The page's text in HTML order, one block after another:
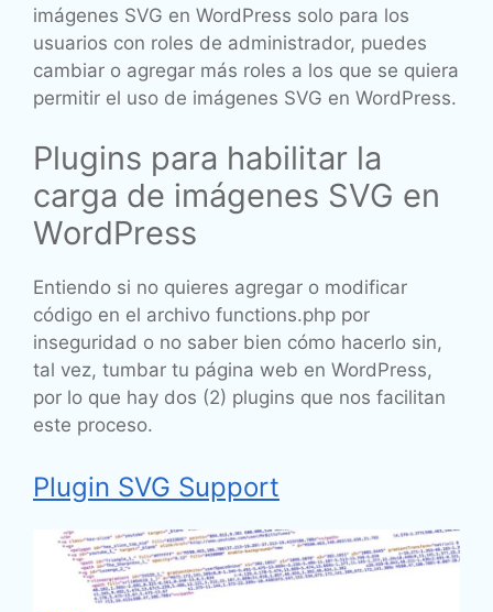
imágenes SVG en WordPress solo para los
usuarios con roles de administrador, puedes
cambiar o agregar más roles a los que se quiera
permitir el uso de imágenes SVG en WordPress.
Plugins para habilitar la
carga de imágenes SVG en
WordPress
Entiendo si no quieres agregar o modificar
código en el archivo functions.php por
inseguridad o no saber bien cómo hacerlo sin,
tal vez, tumbar tu página web en WordPress,
por lo que hay dos (2) plugins que nos facilitan
este proceso.
Plugin SVG Support